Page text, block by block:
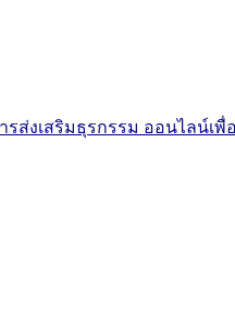
ส่งเสริมธุรกรรม ออนไลน์เ